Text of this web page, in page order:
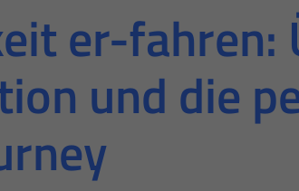
er-fahren:
und die
Website benötigt und helfen dabei,